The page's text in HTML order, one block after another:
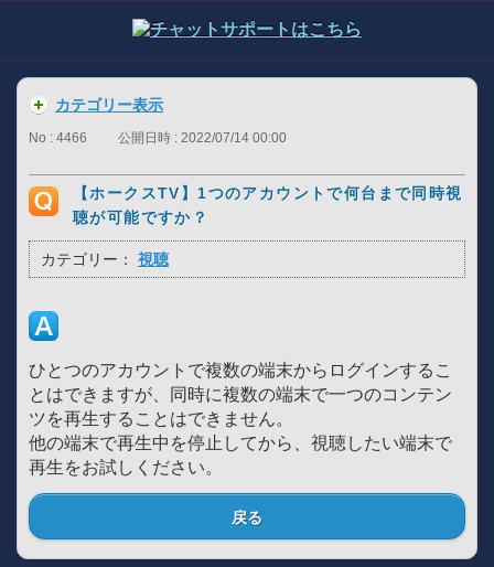
カテゴリー表示
No : 4466 公開日時 : 2022/07/14 00:00
【ホークスTV】1つのアカウントで何台まで同時視
聴が可能ですか？
カテゴリー： 視聴
ひとつのアカウントで複数の端末からログインするこ
とはできますが、同時に複数の端末で一つのコンテン
ツを再生することはできません。
他の端末で再生中を停止してから、視聴したい端末で
再生をお試しください。
戻る